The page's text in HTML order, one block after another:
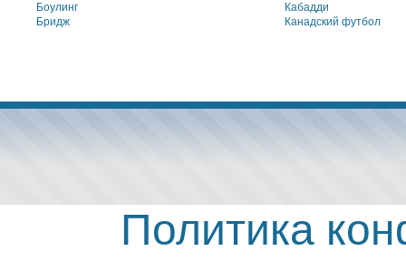
Боулинг
Бридж
Кабадди
Канадский футбол
Политика